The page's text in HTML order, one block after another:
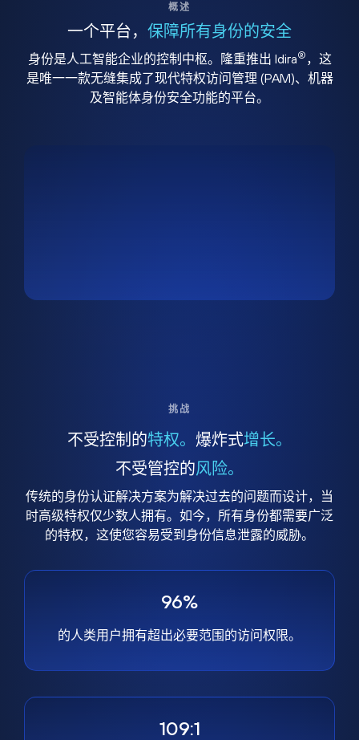
概述
一个平台， 保障所有身份的安全
身份是人工智能企业的控制中枢。隆重推出 Idira® ，这
是唯一一款无缝集成了现代特权访问管理 (PAM)、机器
及智能体身份安全功能的平台。
挑战
不受控制的特权。 爆炸式增长。
不受管控的风险。
传统的身份认证解决方案为解决过去的问题而设计，当
时高级特权仅少数人拥有。如今，所有身份都需要广泛
的特权，这使您容易受到身份信息泄露的威胁。
96%
的人类用户拥有超出必要范围的访问权限。
109:1